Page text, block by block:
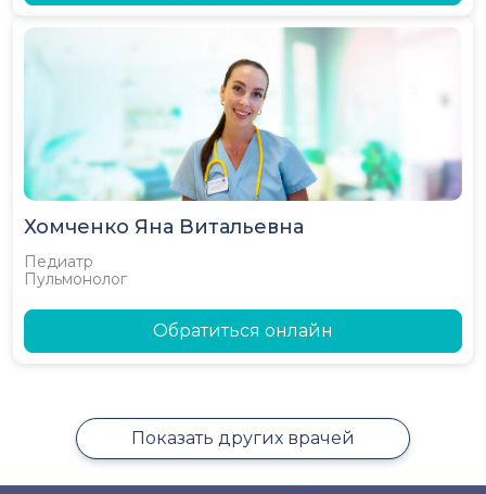
Хомченко Яна Витальевна
Педиатр
Пульмонолог
Обратиться онлайн
Показать других врачей